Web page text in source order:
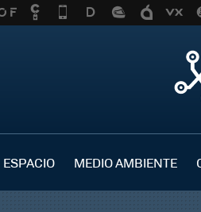
ESPACIO MEDIO AMBIENTE